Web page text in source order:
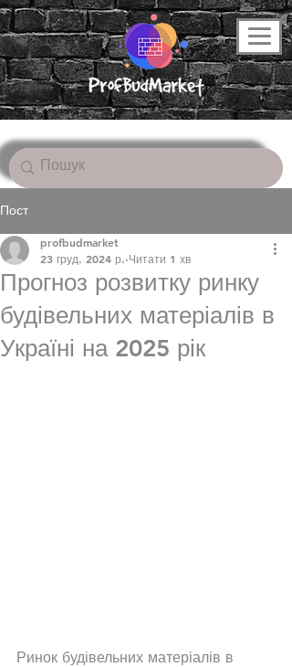
Пост
Прогноз розвитку ринку
будівельних матеріалів в
Україні на 2025 рік
profbudmarket
23 груд. 2024 р. Читати 1 хв
Ринок будівельних матеріалів в